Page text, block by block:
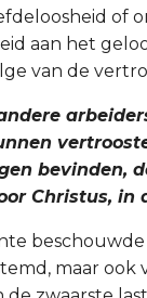
of
aan het
van de
bevinden,
Christus, in
maar ook